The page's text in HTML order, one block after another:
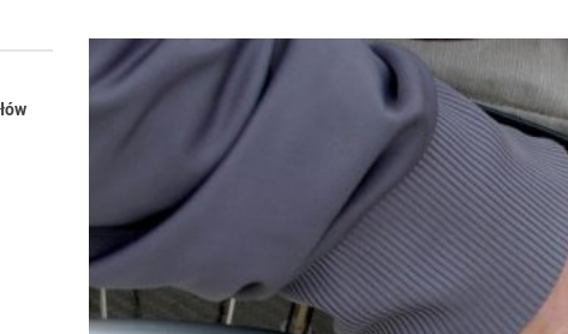
– woda nieprzydatna do spożycia!!!
kolejnych afer w ochronie zdrowia — czas zacząć mówić o